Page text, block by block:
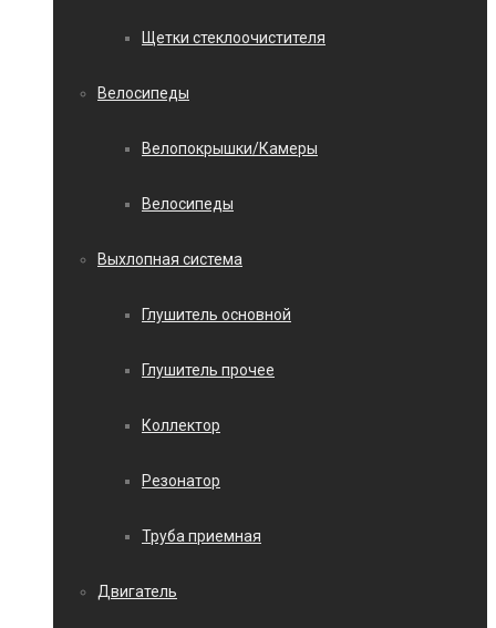
Щетки стеклоочистителя
Велосипеды
Велопокрышки/Камеры
Велосипеды
Выхлопная система
Глушитель основной
Глушитель прочее
Коллектор
Резонатор
Труба приемная
Двигатель